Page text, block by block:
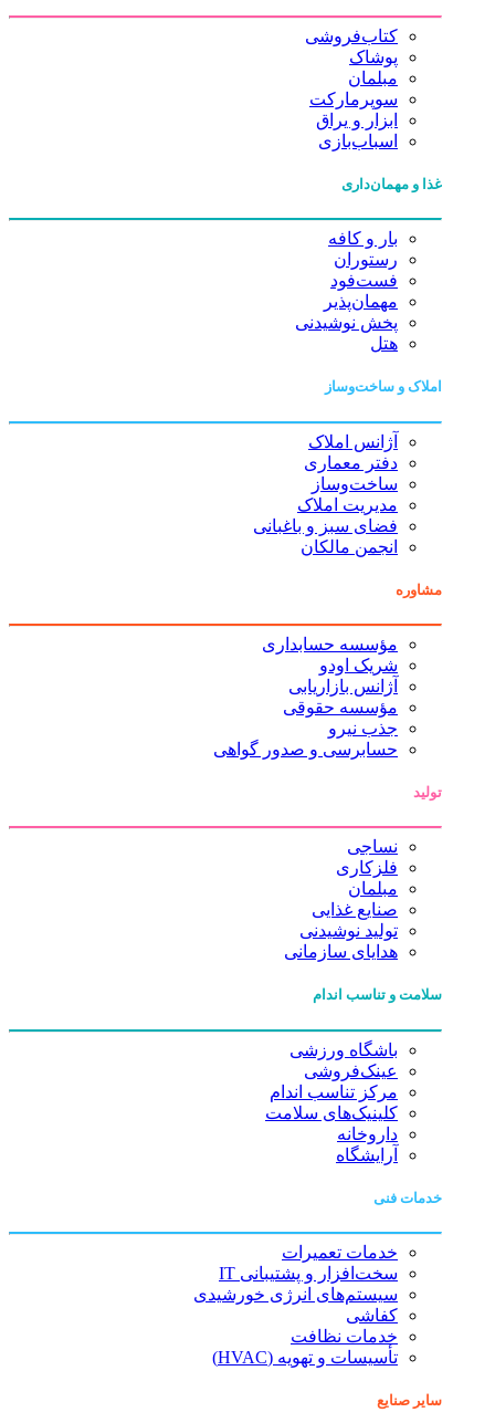
کتاب‌فروشی
پوشاک
مبلمان
سوپرمارکت
ابزار و یراق
اسباب‌بازی
غذا و مهمان‌داری
بار و کافه
رستوران
فست‌فود
مهمان‌پذیر
پخش نوشیدنی
هتل
املاک و ساخت‌وساز
آژانس املاک
دفتر معماری
ساخت‌وساز
مدیریت املاک
فضای سبز و باغبانی
انجمن مالکان
مشاوره
مؤسسه حسابداری
شریک اودو
آژانس بازاریابی
مؤسسه حقوقی
جذب نیرو
حسابرسی و صدور گواهی
تولید
نساجی
فلزکاری
مبلمان
صنایع غذایی
تولید نوشیدنی
هدایای سازمانی
سلامت و تناسب اندام
باشگاه ورزشی
عینک‌فروشی
مرکز تناسب اندام
کلینیک‌های سلامت
داروخانه
آرایشگاه
خدمات فنی
خدمات تعمیرات
سخت‌افزار و پشتیبانی IT
سیستم‌های انرژی خورشیدی
کفاشی
خدمات نظافت
تأسیسات و تهویه (HVAC)
سایر صنایع